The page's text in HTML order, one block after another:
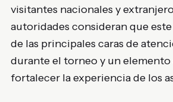
visitantes nacionales y
autoridades consideran que
de las principales caras de
durante el torneo y un elemento
fortalecer la experiencia de los